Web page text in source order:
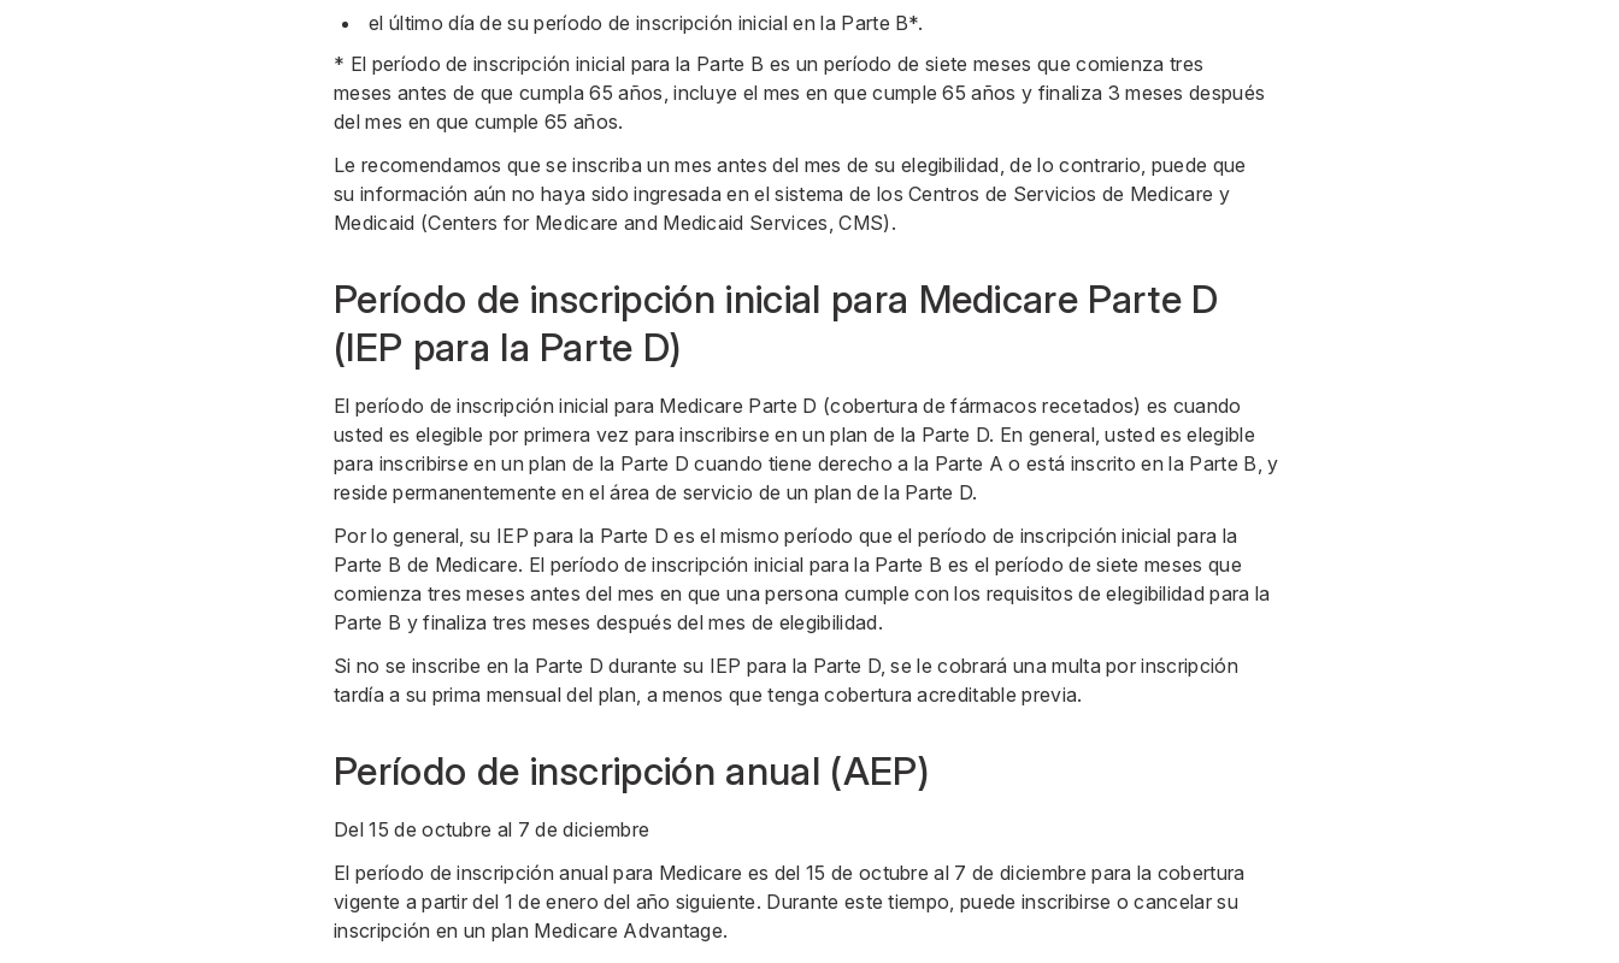
el último día de su período de inscripción inicial en la Parte B*.
* El período de inscripción inicial para la Parte B es un período de siete meses que comienza tres
meses antes de que cumpla 65 años, incluye el mes en que cumple 65 años y finaliza 3 meses después
del mes en que cumple 65 años.
Le recomendamos que se inscriba un mes antes del mes de su elegibilidad, de lo contrario, puede que
su información aún no haya sido ingresada en el sistema de los Centros de Servicios de Medicare y
Medicaid (Centers for Medicare and Medicaid Services, CMS).
Período de inscripción inicial para Medicare Parte D
(IEP para la Parte D)
El período de inscripción inicial para Medicare Parte D (cobertura de fármacos recetados) es cuando
usted es elegible por primera vez para inscribirse en un plan de la Parte D. En general, usted es elegible
para inscribirse en un plan de la Parte D cuando tiene derecho a la Parte A o está inscrito en la Parte B, y
reside permanentemente en el área de servicio de un plan de la Parte D.
Por lo general, su IEP para la Parte D es el mismo período que el período de inscripción inicial para la
Parte B de Medicare. El período de inscripción inicial para la Parte B es el período de siete meses que
comienza tres meses antes del mes en que una persona cumple con los requisitos de elegibilidad para la
Parte B y finaliza tres meses después del mes de elegibilidad.
Si no se inscribe en la Parte D durante su IEP para la Parte D, se le cobrará una multa por inscripción
tardía a su prima mensual del plan, a menos que tenga cobertura acreditable previa.
Período de inscripción anual (AEP)
Del 15 de octubre al 7 de diciembre
El período de inscripción anual para Medicare es del 15 de octubre al 7 de diciembre para la cobertura
vigente a partir del 1 de enero del año siguiente. Durante este tiempo, puede inscribirse o cancelar su
inscripción en un plan Medicare Advantage.